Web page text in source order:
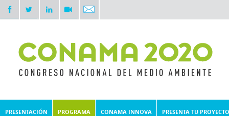
PRESENTACIÓN PROGRAMA CONAMA INNOVA PRESENTA TU PROYECTO